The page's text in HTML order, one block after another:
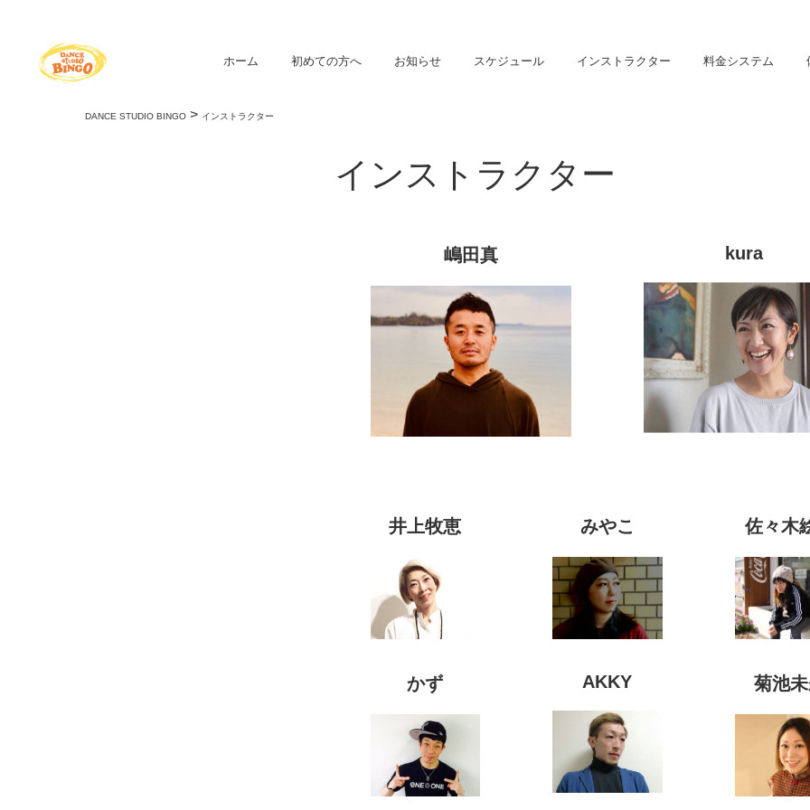
ホーム 初めての方へ お知らせ スケジュール インストラクター 料金システム
DANCE STUDIO BINGO > インストラクター
インストラクター
嶋田真 kura
井上牧恵 みやこ 佐々木
かず AKKY 菊池